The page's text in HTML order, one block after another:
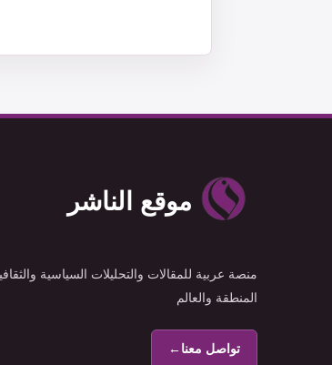
موقع الناشر
منصة عربية للمقالات والتحليلات السياسية
المنطقة والعالم
تواصل معنا←